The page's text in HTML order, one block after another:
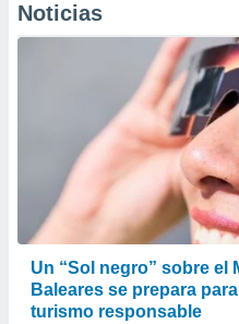
Noticias
Un “Sol negro” sobre el
Baleares se prepara
turismo responsable